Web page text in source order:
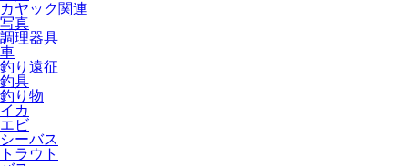
カヤック関連
写真
調理器具
車
釣り遠征
釣具
釣り物
イカ
エビ
シーバス
トラウト